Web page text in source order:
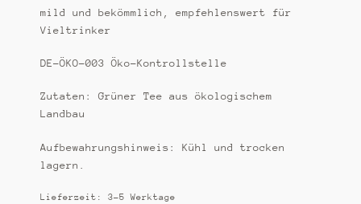
mild und bekömmlich, empfehlenswert für
Vieltrinker
DE-ÖKO-003 Öko-Kontrollstelle
Zutaten: Grüner Tee aus ökologischem
Landbau
Aufbewahrungshinweis: Kühl und trocken
lagern.
Lieferzeit: 3-5 Werktage